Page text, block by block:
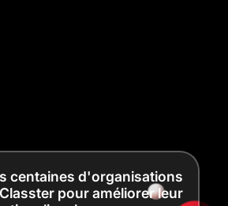
centaines d'organisations
pour améliorer leur